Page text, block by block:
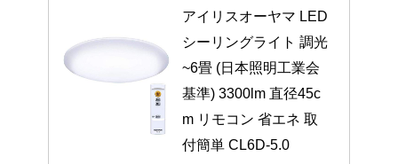
アイリスオーヤマ LED
シーリングライト 調光
~6畳 (日本照明工業会
基準) 3300lm 直径45c
m リモコン 省エネ 取
付簡単 CL6D-5.0